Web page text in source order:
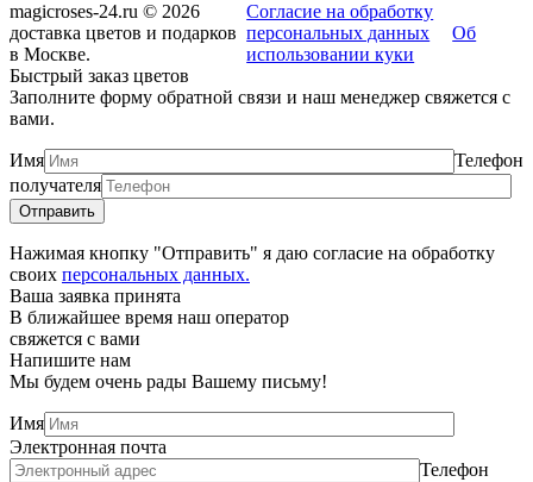
magicroses-24.ru © 2026
доставка цветов и подарков
в Москве.
Согласие на обработку
персональных данных
Об
использовании куки
Быстрый заказ цветов
Заполните форму обратной связи и наш менеджер свяжется с
вами.
Имя
Телефон
получателя
Нажимая кнопку "Отправить" я даю согласие на обработку
своих персональных данных.
Ваша заявка принята
В ближайшее время наш оператор
свяжется с вами
Напишите нам
Мы будем очень рады Вашему письму!
Имя
Электронная почта
Телефон